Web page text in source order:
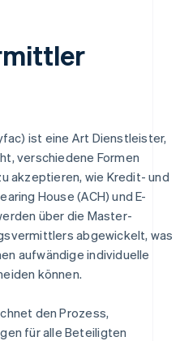
ist eine Art Dienstleister,
verschiedene Formen
akzeptieren, wie Kredit- und
House (ACH) und E-
über die Master-
abgewickelt, was
aufwändige individuelle
können.
den Prozess,
für alle Beteiligten